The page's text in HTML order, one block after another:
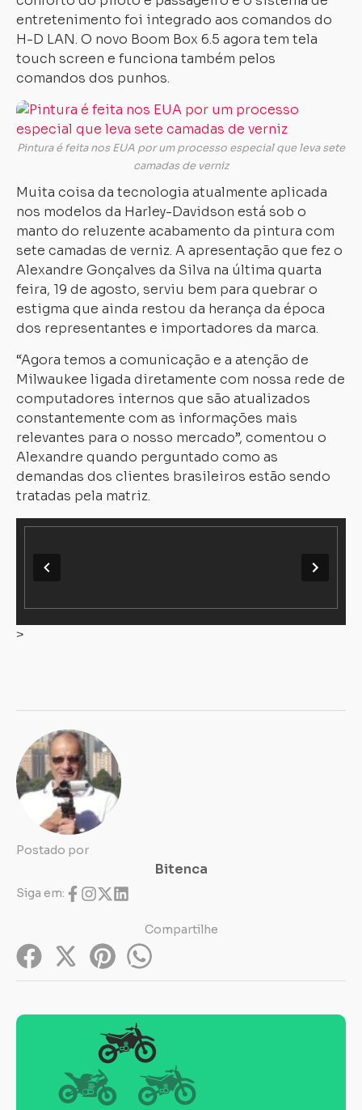
entretenimento foi integrado aos comandos do
H-D LAN. O novo Boom Box 6.5 agora tem tela
touch screen e funciona também pelos
comandos dos punhos.
Pintura é feita nos EUA por um processo especial que leva sete
camadas de verniz
Muita coisa da tecnologia atualmente aplicada
nos modelos da Harley-Davidson está sob o
manto do reluzente acabamento da pintura com
sete camadas de verniz. A apresentação que fez o
Alexandre Gonçalves da Silva na última quarta
feira, 19 de agosto, serviu bem para quebrar o
estigma que ainda restou da herança da época
dos representantes e importadores da marca.
“Agora temos a comunicação e a atenção de
Milwaukee ligada diretamente com nossa rede de
computadores internos que são atualizados
constantemente com as informações mais
relevantes para o nosso mercado”, comentou o
Alexandre quando perguntado como as
demandas dos clientes brasileiros estão sendo
tratadas pela matriz.
>
Postado por
Bitenca
Siga em:
Compartilhe